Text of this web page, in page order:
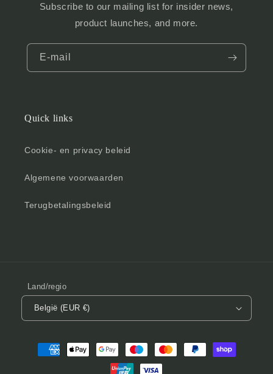
Subscribe to our mailing list for insider news,
product launches, and more.
E‑mail
Quick links
Cookie- en privacy beleid
Algemene voorwaarden
Terugbetalingsbeleid
Land/regio
België (EUR €)
Betaalmethoden